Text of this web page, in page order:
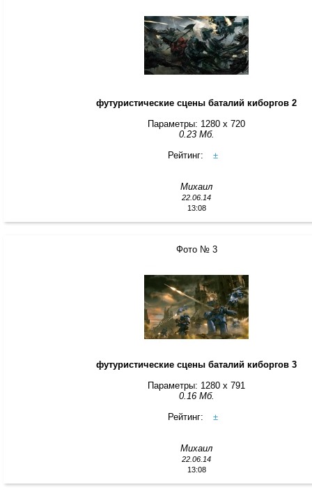
футуристические сцены баталий киборгов 2
Параметры: 1280 x 720
0.23 Мб.
Рейтинг:
±
Михаил
22.06.14
13:08
Фото № 3
футуристические сцены баталий киборгов 3
Параметры: 1280 x 791
0.16 Мб.
Рейтинг:
±
Михаил
22.06.14
13:08